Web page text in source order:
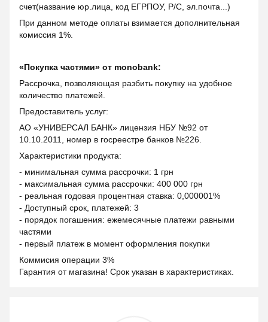
счет(название юр.лица, код ЕГРПОУ, Р/С, эл.почта...)
При данном методе оплаты взимается дополнительная
комиссия 1%.
«Покупка частями» от monobank:
Рассрочка, позволяющая разбить покупку на удобное
количество платежей.
Предоставитель услуг:
АО «УНИВЕРСАЛ БАНК» лицензия НБУ №92 от
10.10.2011, номер в госреестре банков №226.
Характеристики продукта:
- минимальная сумма рассрочки: 1 грн
- максимальная сумма рассрочки: 400 000 грн
- реальная годовая процентная ставка: 0,000001%
- Доступный срок, платежей: 3
- порядок погашения: ежемесячные платежи равными
частями
- первый платеж в момент оформления покупки
Коммисия операции 3%
Гарантия от магазина! Срок указан в характеристиках.